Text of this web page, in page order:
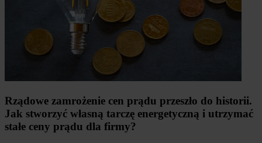
Rządowe zamrożenie cen prądu przeszło do historii.
Jak stworzyć własną tarczę energetyczną i utrzymać
stałe ceny prądu dla firmy?